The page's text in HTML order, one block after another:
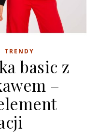
TRENDY
basic z
–